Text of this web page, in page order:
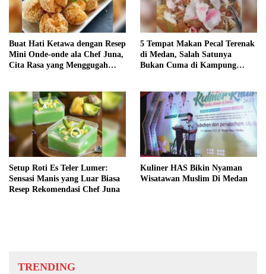
Buat Hati Ketawa dengan Resep
Mini Onde-onde ala Chef Juna,
Cita Rasa yang Menggugah
5 Tempat Makan Pecal Terenak
di Medan, Salah Satunya
Bukan Cuma di Kampung
Setup Roti Es Teler Lumer:
Sensasi Manis yang Luar Biasa
Resep Rekomendasi Chef Juna
Kuliner HAS Bikin Nyaman
Wisatawan Muslim Di Medan
TRENDING